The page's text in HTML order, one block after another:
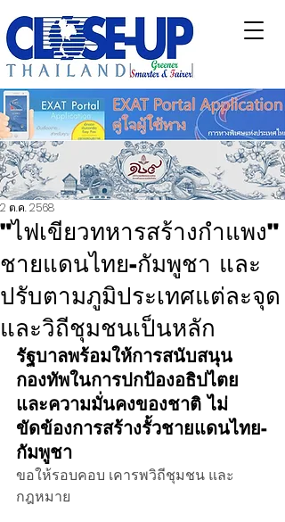
"ไฟเขียวทหารสร้างกำแพง"
ชายแดนไทย-กัมพูชา และ
ปรับตามภูมิประเทศแต่ละจุด
และวิถีชุมชนเป็นหลัก
2 ต.ค. 2568
รัฐบาลพร้อมให้การสนับสนุน
กองทัพในการปกป้องอธิปไตย
และความมั่นคงของชาติ ไม่
ขัดข้องการสร้างรั้วชายแดนไทย-
กัมพูชา
ขอให้รอบคอบ เคารพวิถีชุมชน และ
กฎหมาย